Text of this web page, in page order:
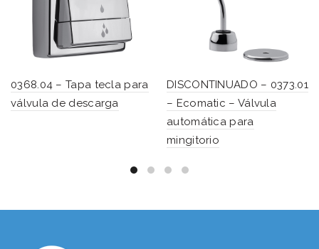
0368.04 – Tapa tecla para
válvula de descarga
DISCONTINUADO – 0373.01
– Ecomatic – Válvula
automática para
mingitorio